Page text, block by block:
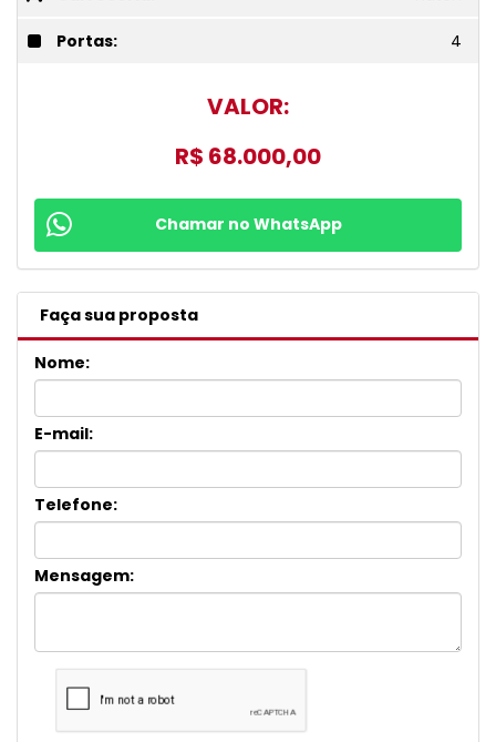
Portas: 4
VALOR:
R$ 68.000,00
Chamar no WhatsApp
Faça sua proposta
Nome:
E-mail:
Telefone:
Mensagem: